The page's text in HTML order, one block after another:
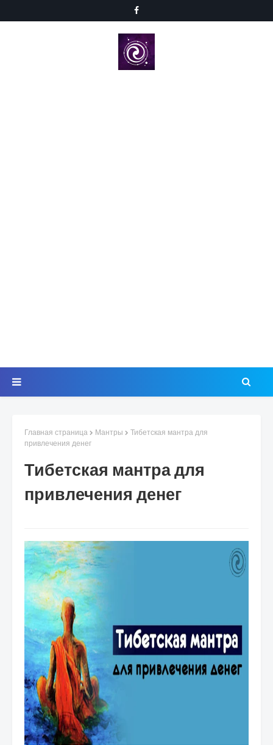
Главная страница Мантры
Тибетская мантра для
привлечения денег
Тибетская мантра для
привлечения денег